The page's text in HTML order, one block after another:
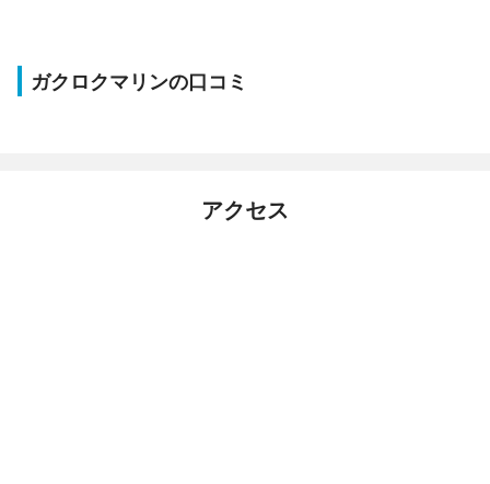
ガクロクマリンの口コミ
アクセス